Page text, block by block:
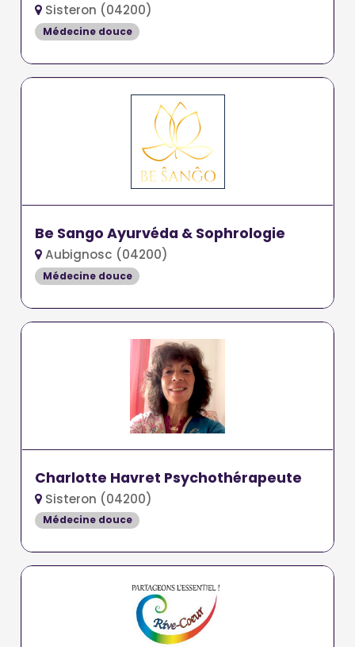
Sisteron (04200)
Médecine douce
Be Sango Ayurvéda & Sophrologie
Aubignosc (04200)
Médecine douce
Charlotte Havret Psychothérapeute
Sisteron (04200)
Médecine douce